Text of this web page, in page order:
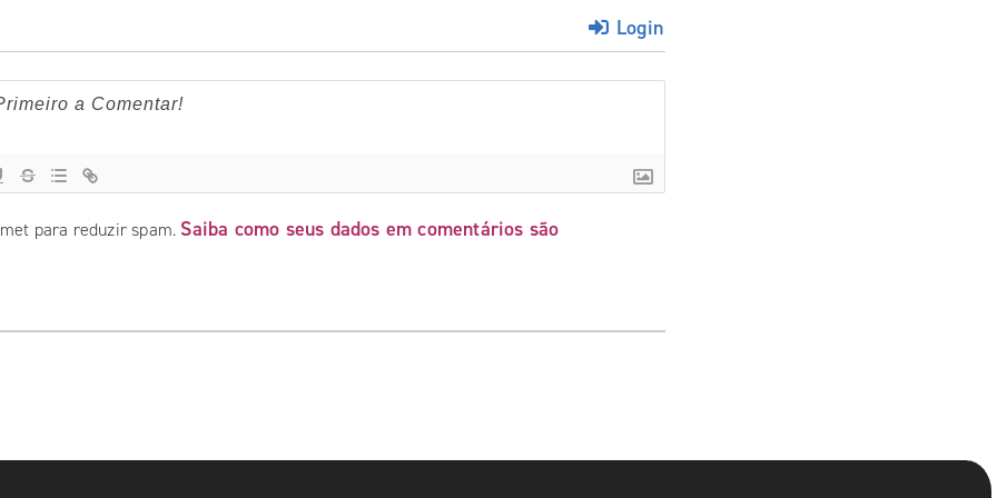
Login
para reduzir spam. Saiba como seus dados em comentários são